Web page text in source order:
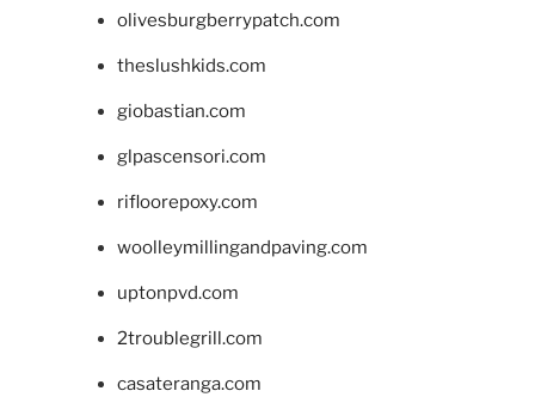
olivesburgberrypatch.com
theslushkids.com
giobastian.com
glpascensori.com
rifloorepoxy.com
woolleymillingandpaving.com
uptonpvd.com
2troublegrill.com
casateranga.com